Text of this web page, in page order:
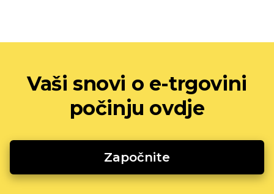
Vaši snovi o e-trgovini
počinju ovdje
Započnite